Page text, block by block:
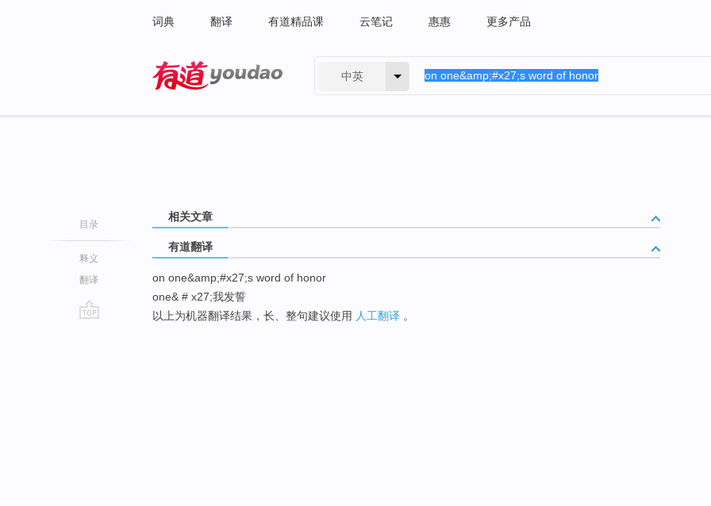
词典 翻译 有道精品课 云笔记 惠惠 更多产品
中英
目录
释义
翻译
相关文章
有道翻译
on one&amp;#x27;s word of honor
one& # x27;我发誓
以上为机器翻译结果，长、整句建议使用 人工翻译 。